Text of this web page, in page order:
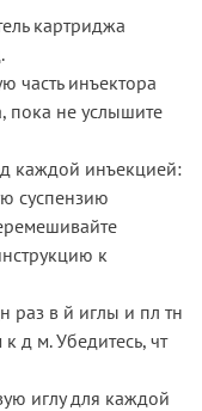
картриджа
часть инъектора
пока не услышите
каждой инъекцией:
суспензию
к
раз в й иглы и пл тн
д м. Убедитесь, чт
иглу для каждой